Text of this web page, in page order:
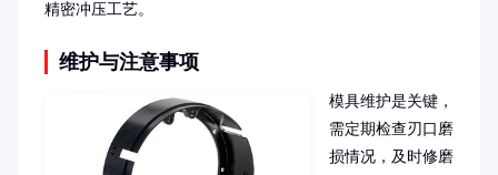
精密冲压工艺。
维护与注意事项
模具维护是关键，
需定期检查刃口磨
损情况，及时修磨